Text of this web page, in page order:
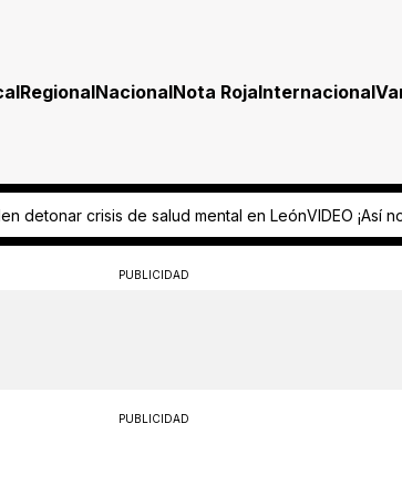
RegionalNacionalNota RojaInternacional
mental en LeónVIDEO ¡Así no, abuelito! Adulto
PUBLICIDAD
PUBLICIDAD